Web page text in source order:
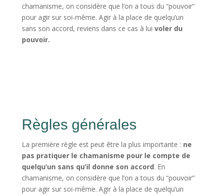
chamanisme, on considère que l’on a tous du “pouvoir”
pour agir sur soi-même. Agir à la place de quelqu’un
sans son accord, reviens dans ce cas à lui voler du
pouvoir.
Règles générales
La première règle est peut être la plus importante : ne
pas pratiquer le chamanisme pour le compte de
quelqu’un sans qu’il donne son accord. En
chamanisme, on considère que l’on a tous du “pouvoir”
pour agir sur soi-même. Agir à la place de quelqu’un